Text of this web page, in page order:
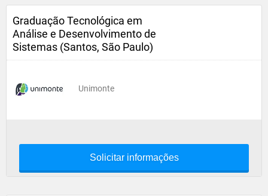
Graduação Tecnológica em
Análise e Desenvolvimento de
Sistemas (Santos, São Paulo)
Unimonte
Solicitar informações